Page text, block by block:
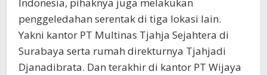
Indonesia, pihaknya juga melakukan
penggeledahan serentak di tiga lokasi lain.
Yakni kantor PT Multinas Tjahja Sejahtera di
Surabaya serta rumah direkturnya Tjahjadi
Djanadibrata. Dan terakhir di kantor PT Wijaya